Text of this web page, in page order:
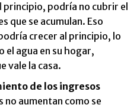
principio, podría no cubrir el
que se acumulan. Eso
crecer al principio, lo
el agua en su hogar,
vale la casa.
de los ingresos
no aumentan como se